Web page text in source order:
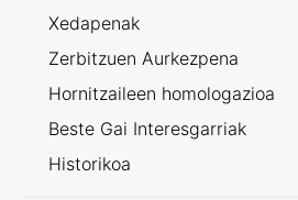
Xedapenak
Zerbitzuen Aurkezpena
Hornitzaileen homologazioa
Beste Gai Interesgarriak
Historikoa